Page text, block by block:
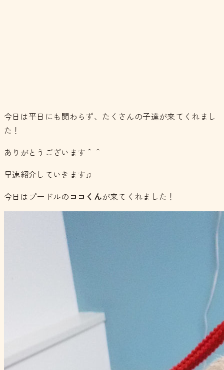
今日は平日にも関わらず、たくさんの子達が来てくれまし
た！
ありがとうございます＾＾
早速紹介していきます♫
今日はプードルの ココくんが来てくれました！